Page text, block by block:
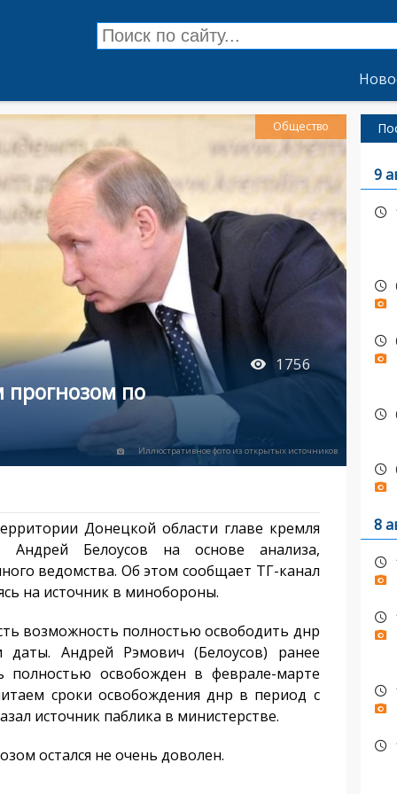
1756
по
Иллюстративное фото из открытых источников
Общество
Донецкой области главе кремля
Андрей Белоусов на основе анализа,
ведомства. Об этом сообщает ТГ-канал
на источник в минобороны.
возможность полностью освободить днр
Андрей Рэмович (Белоусов) ранее
полностью освобожден в феврале-марте
сроки освобождения днр в период с
источник паблика в министерстве.
остался не очень доволен.
9
8